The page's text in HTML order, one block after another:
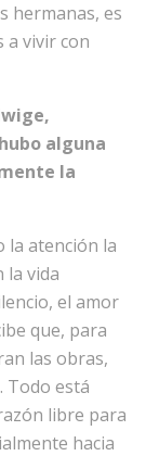
hermanas, es
a vivir con
alguna
la
la atención la
la vida
el amor
que, para
las obras,
Todo está
libre para
hacia